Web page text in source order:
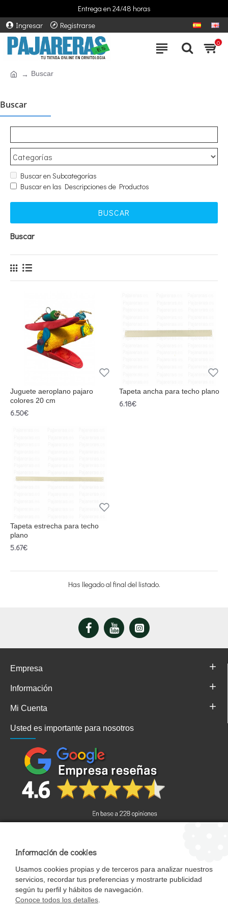
Entrega en 24/48 horas
Ingresar
Registrarse
0
Buscar
Buscar
Buscar en Subcategorías
Buscar en las Descripciones de Productos
BUSCAR
Buscar
Juguete aeroplano pajaro
colores 20 cm
6.50€
Tapeta ancha para techo plano
6.18€
Tapeta estrecha para techo
plano
5.67€
Has llegado al final del listado.
Empresa
Información
Mi Cuenta
Usted es importante para nosotros
Términos y condiciones
politica de privacidad
Mapa del sitio
StrongCages SL . Reservado todos los derechos
Información de cookies
Usamos cookies propias y de terceros para analizar nuestros
servicios, recordar tus preferencias y mostrarte publicidad
según tu perfil y hábitos de navegación.
Conoce todos los detalles